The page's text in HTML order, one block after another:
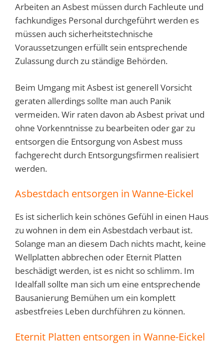
Arbeiten an Asbest müssen durch Fachleute und
fachkundiges Personal durchgeführt werden es
müssen auch sicherheitstechnische
Voraussetzungen erfüllt sein entsprechende
Zulassung durch zu ständige Behörden.
Beim Umgang mit Asbest ist generell Vorsicht
geraten allerdings sollte man auch Panik
vermeiden. Wir raten davon ab Asbest privat und
ohne Vorkenntnisse zu bearbeiten oder gar zu
entsorgen die Entsorgung von Asbest muss
fachgerecht durch Entsorgungsfirmen realisiert
werden.
Asbestdach entsorgen in Wanne-Eickel
Es ist sicherlich kein schönes Gefühl in einen Haus
zu wohnen in dem ein Asbestdach verbaut ist.
Solange man an diesem Dach nichts macht, keine
Wellplatten abbrechen oder Eternit Platten
beschädigt werden, ist es nicht so schlimm. Im
Idealfall sollte man sich um eine entsprechende
Bausanierung Bemühen um ein komplett
asbestfreies Leben durchführen zu können.
Eternit Platten entsorgen in Wanne-Eickel